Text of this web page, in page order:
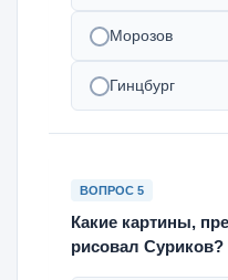
Морозов
Гинцбург
ВОПРОС 5
Какие картины,
рисовал Суриков?